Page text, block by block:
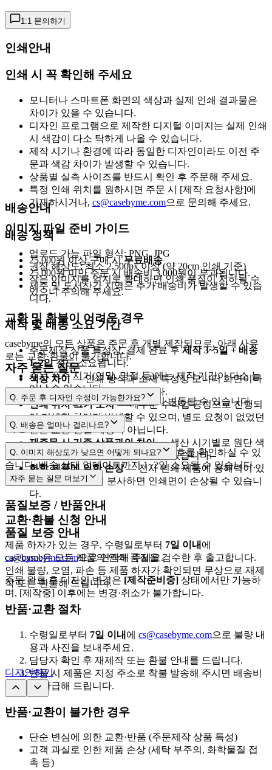
1:1 문의하기
인쇄안내
인쇄 시 꼭 확인해 주세요
모니터나 스마트폰 화면의 색상과 실제 인쇄 결과물은
차이가 있을 수 있습니다.
디자인 프로그램으로 제작한 디지털 이미지는 실제 인쇄
시 색감이 다소 탁하게 나올 수 있습니다.
제작 시기나 환경에 따라 동일한 디자인이라도 이전 주
문과 색감 차이가 발생할 수 있습니다.
상품별 실측 사이즈를 반드시 확인 후 주문해 주세요.
특정 인쇄 위치를 원하시면 주문 시 [제작 요청사항]에
기재하시거나, cs@casebyme.com으로 문의해 주세요.
이미지 파일 준비 가이드
업로드 가능 파일 형식: PNG, JPG
권장 해상도: 최소 2,500px 이상 (약 20cm 인쇄 기준)
작은 이미지를 억지로 확대하면 인쇄 품질이 저하될 수
있으니 주의해 주세요.
교환 및 환불이 어려운 경우
casebyme의 모든 상품은 주문 후 개별 제작되므로, 아래 사유
로는 교환·환불이 불가합니다.
색상 차이 — 인쇄 방식과 소재 특성상 모니터 화면이나
출력물과 차이가 날 수 있습니다.
인쇄 위치·크기 오차— 대부분 수작업 공정으로 진행되
어 미세한 차이가 발생할 수 있으며, 별도 요청이 없었던
건은 교환·환불 대상이 아닙니다.
재주문 시 기존 상품과의 차이— 생산 시기별로 원단 색
상·사이즈에 소폭 차이가 있을 수 있습니다.
화학 제품에 의한 손상— 전사 인쇄 제품에 용해력이 있
는 향수 등을 직접 분사하면 인쇄면이 손상될 수 있습니
다.
교환·환불 신청 안내
제품 하자가 있는 경우, 수령일로부터 7일 이내 에
cs@casebyme.com으로 연락해 주세요.
주문 완료 후 디자인 변경은 [제작준비중] 상태에서만 가능하
며, [제작중] 이후에는 변경·취소가 불가합니다.
배송안내
배송 정책
25,000원 이상 구매 시무료배송
25,000원 미만 주문 시 배송비 3,000원이 부과됩니다.
제주 및 도서산간 지역은 추가 배송비가 발생할 수 있습
니다.
제작 및 배송 소요 기간
주문제작 상품 특성상, 결제 완료 후제작 3~5일 + 배송
1~2일정도 소요됩니다.
주문 폭주 시기(연말, 명절 등)에는 제작 기간이 다소 늘
어날 수 있습니다.
택배사 사정에 따라 배송 일정이 변동될 수 있습니다.
배송 조회
[마이페이지 → 주문내역]에서 운송장 번호를 확인하실 수 있
습니다. 배송 상태 업데이트까지 1~2일 소요될 수 있습니다.
자주 묻는 질문
Q. 주문 후 디자인 수정이 가능한가요?
[제작준비중]
cs@casebyme.com
Q. 배송은 얼마나 걸리나요?
3~5영업일 1~2영업일
Q. 이미지 해상도가 낮으면 어떻게 되나요?
2,500px 이상
자주 묻는 질문 더보기
품질보증 / 반품안내
품질 보증 안내
casebyme은 모든 제품의 인쇄 품질을 검수한 후 출고합니다.
인쇄 불량, 오염, 파손 등 제품 하자가 확인되면 무상으로 재제
작 또는 환불해 드립니다.
반품·교환 절차
수령일로부터 7일 이내 에 cs@casebyme.com으로 불량 내
용과 사진을 보내주세요.
담당자 확인 후 재제작 또는 환불 안내를 드립니다.
반품 시 제품은 지정 주소로 착불 발송해 주시면 배송비
를 환급해 드립니다.
반품·교환이 불가한 경우
단순 변심에 의한 교환·반품 (주문제작 상품 특성)
고객 과실로 인한 제품 손상 (세탁 부주의, 화학물질 접
촉 등)
디자인하기